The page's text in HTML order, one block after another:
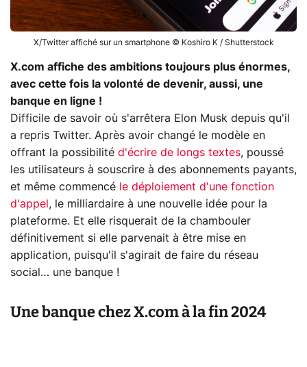
X/Twitter affiché sur un smartphone © Koshiro K / Shutterstock
X.com affiche des ambitions toujours plus énormes,
avec cette fois la volonté de devenir, aussi, une
banque en ligne !
Difficile de savoir où s'arrêtera Elon Musk depuis qu'il
a repris Twitter. Après avoir changé le modèle en
offrant la possibilité d'écrire de longs textes, poussé
les utilisateurs à souscrire à des abonnements payants,
et même commencé le déploiement d'une fonction
d'appel , le milliardaire à une nouvelle idée pour la
plateforme. Et elle risquerait de la chambouler
définitivement si elle parvenait à être mise en
application, puisqu'il s'agirait de faire du réseau
social… une banque !
Une banque chez X.com à la fin 2024